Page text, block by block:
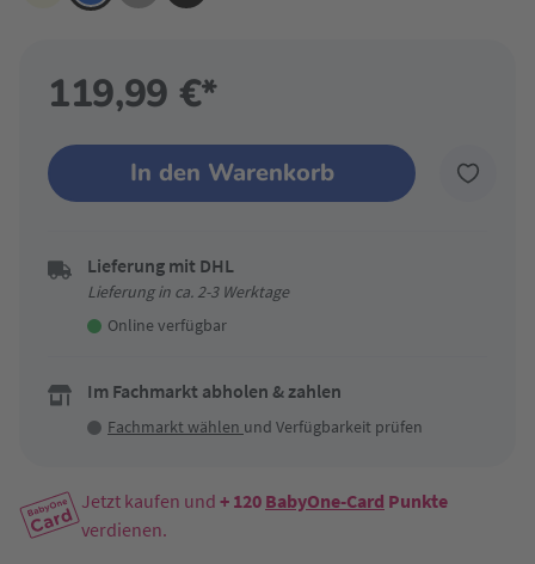
119,99 €*
In den Warenkorb
Lieferung mit DHL
Lieferung in ca. 2-3 Werktage
Online verfügbar
Im Fachmarkt abholen & zahlen
Fachmarkt wählen und Verfügbarkeit prüfen
Jetzt kaufen und + 120 BabyOne-Card Punkte
verdienen.